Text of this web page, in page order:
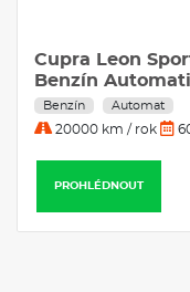
Cupra Leon
Benzín
Benzín Automat
20000 km / rok
PROHLÉDNOUT